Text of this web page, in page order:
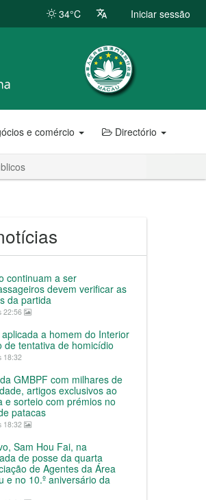
34°C Iniciar sessão
e comércio Directório
continuam a ser
devem verificar as
da partida
22:56
a homem do Interior
de tentativa de homicídio
18:32
GMBPF com milhares de
artigos exclusivos ao
e sorteio com prémios no
patacas
18:32
Sam Hou Fai, na
de posse da quarta
de Agentes da Área
e no 10.º aniversário da